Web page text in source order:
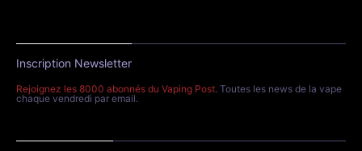
Inscription Newsletter
Rejoignez les 8000 abonnés du Vaping Post. Toutes les news de la vape
chaque vendredi par email.